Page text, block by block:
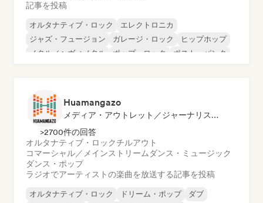
記事を投稿
オルタナティブ・ロック
エレクトロニカ
ジャズ・フュージョン
ガレージ・ロック
ヒップホップ
メタル／ヘヴィメタル
ポップ・ロック ポスト・パンク
Huamangazo
メディア・アウトレット／ジャーナリスト, ラジオ局
>2700件の回答
オルタナティブ・ロックチルアウト
コマーシャル／メインストリーム ダンス・ミュージック
ダンス・ポップ
ラジオでアーティストの楽曲を放送する記事を投稿
オルタナティブ・ロック ドリーム・ポップ
ダブ